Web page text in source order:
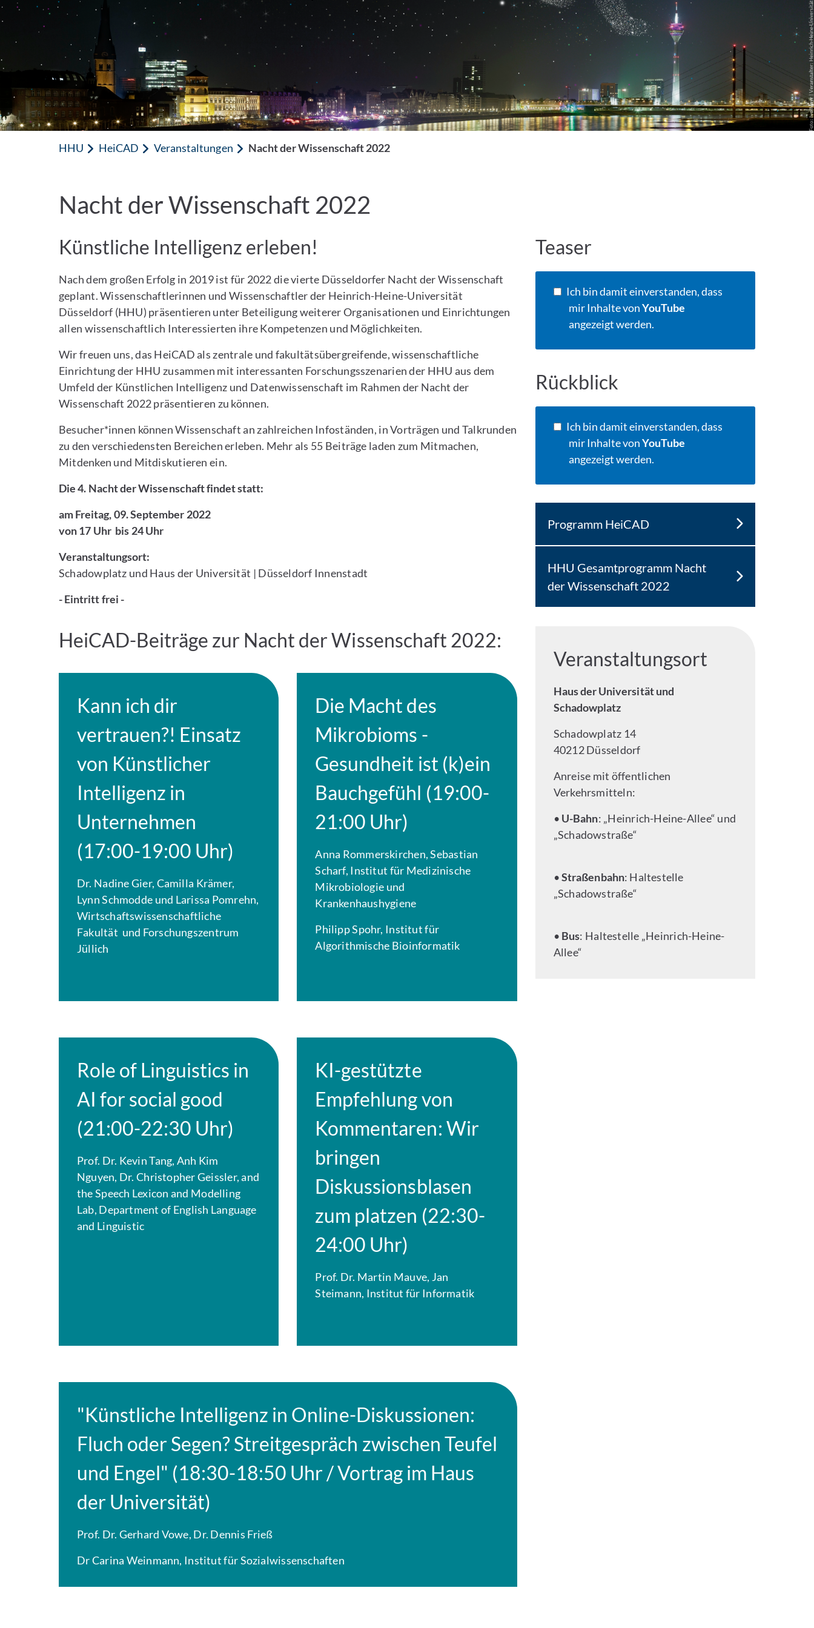
HHU HeiCAD Veranstaltungen Nacht der Wissenschaft 2022
Nacht der Wissenschaft 2022
Künstliche Intelligenz erleben!
Nach dem großen Erfolg in 2019 ist für 2022 die vierte Düsseldorfer Nacht der Wissenschaft
geplant. Wissenschaftlerinnen und Wissenschaftler der Heinrich-Heine-Universität
Düsseldorf (HHU) präsentieren unter Beteiligung weiterer Organisationen und Einrichtungen
allen wissenschaftlich Interessierten ihre Kompetenzen und Möglichkeiten.
Wir freuen uns, das HeiCAD als zentrale und fakultätsübergreifende, wissenschaftliche
Einrichtung der HHU zusammen mit interessanten Forschungsszenarien der HHU aus dem
Umfeld der Künstlichen Intelligenz und Datenwissenschaft im Rahmen der Nacht der
Wissenschaft 2022 präsentieren zu können.
Besucher*innen können Wissenschaft an zahlreichen Infoständen, in Vorträgen und Talkrunden
zu den verschiedensten Bereichen erleben. Mehr als 55 Beiträge laden zum Mitmachen,
Mitdenken und Mitdiskutieren ein.
Die 4. Nacht der Wissenschaft findet statt:
am Freitag, 09. September 2022
von 17 Uhr bis 24 Uhr
Veranstaltungsort:
Schadowplatz und Haus der Universität | Düsseldorf Innenstadt
- Eintritt frei -
HeiCAD-Beiträge zur Nacht der Wissenschaft 2022:
Kann ich dir
vertrauen?! Einsatz
von Künstlicher
Intelligenz in
Unternehmen
(17:00-19:00 Uhr)
Dr. Nadine Gier, Camilla Krämer,
Lynn Schmodde und Larissa Pomrehn,
Wirtschaftswissenschaftliche
Fakultät und Forschungszentrum
Jüllich
Die Macht des
Mikrobioms -
Gesundheit ist (k)ein
Bauchgefühl (19:00-
21:00 Uhr)
Anna Rommerskirchen, Sebastian
Scharf, Institut für Medizinische
Mikrobiologie und
Krankenhaushygiene
Philipp Spohr, Institut für
Algorithmische Bioinformatik
Role of Linguistics in
AI for social good
(21:00-22:30 Uhr)
Prof. Dr. Kevin Tang, Anh Kim
Nguyen, Dr. Christopher Geissler, and
the Speech Lexicon and Modelling
Lab, Department of English Language
and Linguistic
KI-gestützte
Empfehlung von
Kommentaren: Wir
bringen
Diskussionsblasen
zum platzen (22:30-
24:00 Uhr)
Prof. Dr. Martin Mauve, Jan
Steimann, Institut für Informatik
"Künstliche Intelligenz in Online-Diskussionen:
Fluch oder Segen? Streitgespräch zwischen Teufel
und Engel" (18:30-18:50 Uhr / Vortrag im Haus
der Universität)
Prof. Dr. Gerhard Vowe, Dr. Dennis Frieß
Dr Carina Weinmann, Institut für Sozialwissenschaften
Teaser
Ich bin damit einverstanden, dass
mir Inhalte vonYouTube
angezeigt werden.
Rückblick
Ich bin damit einverstanden, dass
mir Inhalte vonYouTube
angezeigt werden.
Programm HeiCAD
HHU Gesamtprogramm Nacht
der Wissenschaft 2022
Veranstaltungsort
Haus der Universität und
Schadowplatz
Schadowplatz 14
40212 Düsseldorf
Anreise mit öffentlichen
Verkehrsmitteln:
• U-Bahn: „Heinrich-Heine-Allee“ und
„Schadowstraße“
•Straßenbahn: Haltestelle
„Schadowstraße“
• Bus: Haltestelle „Heinrich-Heine-
Allee“